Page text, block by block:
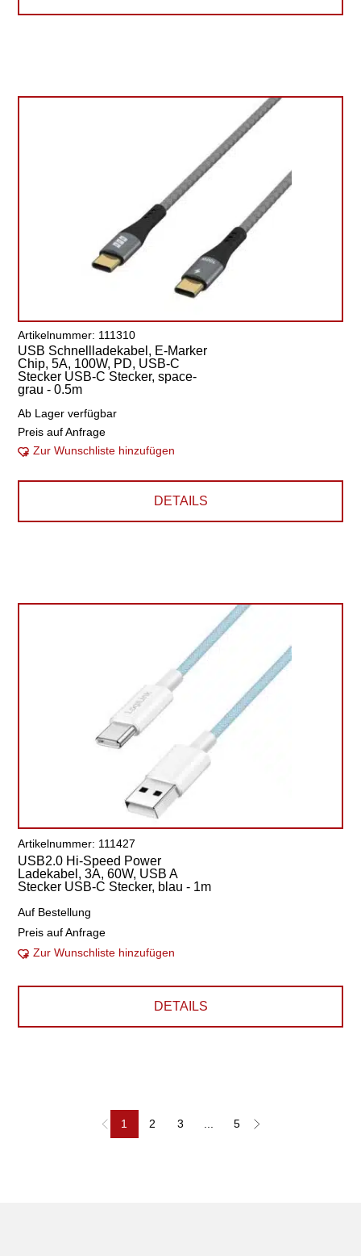
Artikelnummer: 111310
USB Schnellladekabel, E-Marker
Chip, 5A, 100W, PD, USB-C
Stecker USB-C Stecker, space-
grau - 0.5m
Ab Lager verfügbar
Preis auf Anfrage
Zur Wunschliste hinzufügen
DETAILS
Artikelnummer: 111427
USB2.0 Hi-Speed Power
Ladekabel, 3A, 60W, USB A
Stecker USB-C Stecker, blau - 1m
Auf Bestellung
Preis auf Anfrage
Zur Wunschliste hinzufügen
DETAILS
1 2 3 5